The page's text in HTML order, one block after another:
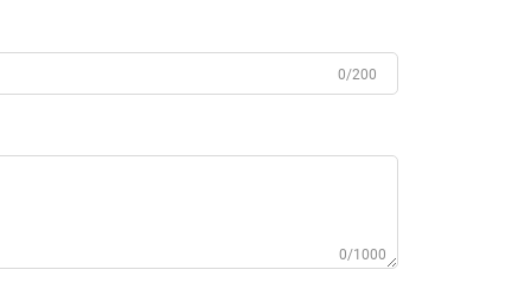
0/200
0/1000